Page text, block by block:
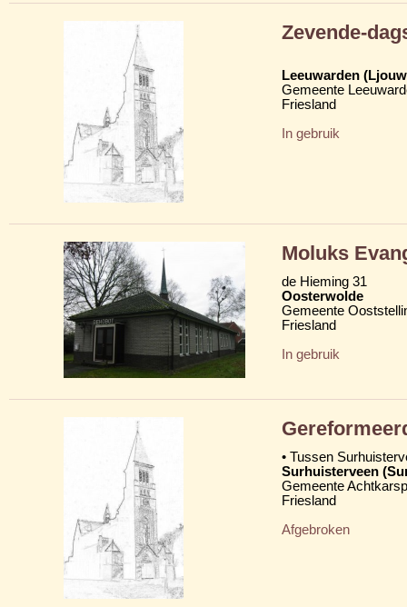
Zevende-
Leeuwarden
Gemeente
Friesland
In gebruik
Moluks
de Hieming 31
Oosterwolde
Gemeente
Friesland
In gebruik
• Tussen
Surhuisterveen
Gemeente
Friesland
Afgebroken